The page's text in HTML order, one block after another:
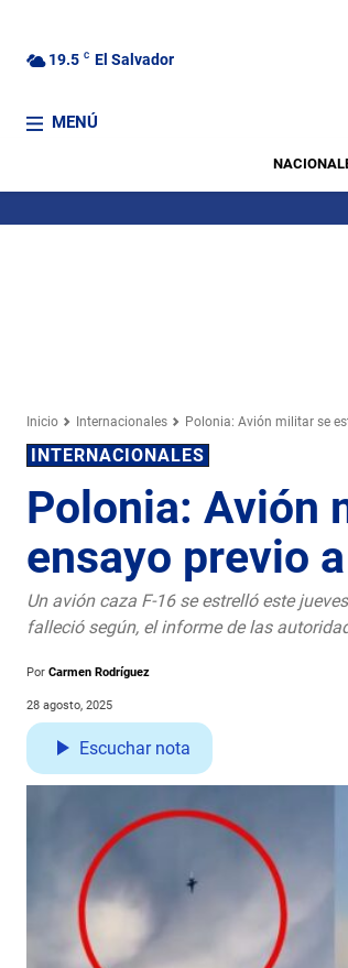
19.5 C El Salvador
MENÚ
Inicio Internacionales Polonia: Avión militar se
INTERNACIONALES
Polonia: Avión
ensayo previo
Un avión caza F-16 se estrelló este
falleció según, el informe de las
Por Carmen Rodríguez
28 agosto, 2025
Escuchar nota